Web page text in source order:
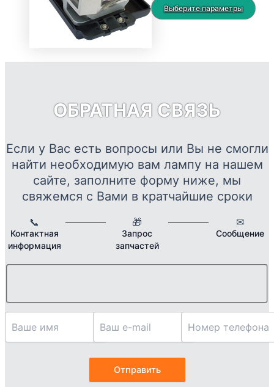
можно
выбрать
товара.
цен:
7689 ₽
Выберите параметры
ОБРАТНАЯ СВЯЗЬ
Если у Вас есть вопросы или Вы не смогли
найти необходимую вам лампу на нашем
сайте, заполните форму ниже, мы
свяжемся с Вами в кратчайшие сроки
📞
Контактная
информация
🎁
Запрос
запчастей
✉
Сообщение